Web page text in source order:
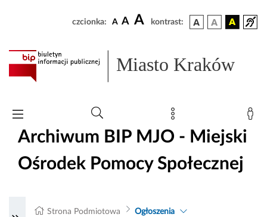
czcionka: A A A kontrast:
Miasto Kraków
Archiwum BIP MJO - Miejski
Ośrodek Pomocy Społecznej
Strona Podmiotowa Ogłoszenia